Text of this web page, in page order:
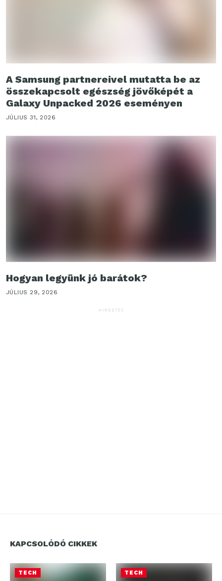
A Samsung partnereivel mutatta be az
összekapcsolt egészség jövőképét a
Galaxy Unpacked 2026 eseményen
JÚLIUS 31, 2026
Hogyan legyünk jó barátok?
JÚLIUS 29, 2026
HIRDETÉS
KAPCSOLÓDÓ CIKKEK
TECH TECH